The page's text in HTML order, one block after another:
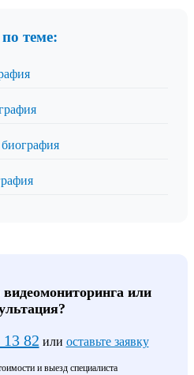
теме:
или
82 или оставьте заявку
и выезд специалиста